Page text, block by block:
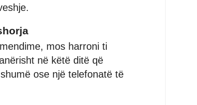
mos harroni ti
në këtë ditë që
ose një telefonatë të